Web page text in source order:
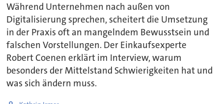
Während Unternehmen nach außen von
Digitalisierung sprechen, scheitert die Umsetzung
in der Praxis oft an mangelndem Bewusstsein und
falschen Vorstellungen. Der Einkaufsexperte
Robert Coenen erklärt im Interview, warum
besonders der Mittelstand Schwierigkeiten hat und
was sich ändern muss.